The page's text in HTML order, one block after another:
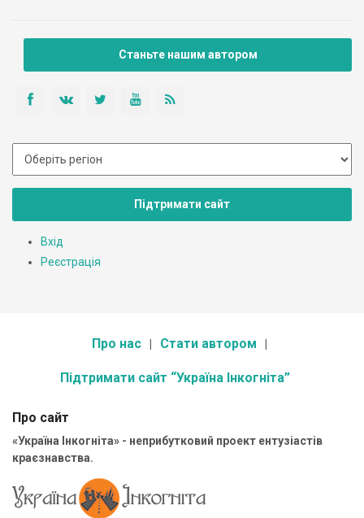
Станьте нашим автором
Підтримати сайт
Вхід
Реєстрація
Про нас Стати автором
Підтримати сайт “Україна Інкогніта”
Про сайт
«Україна Інкогніта» - неприбутковий проект ентузіастів
краєзнавства.